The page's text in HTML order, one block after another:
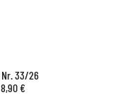
Nr. 33/26
8,90 €